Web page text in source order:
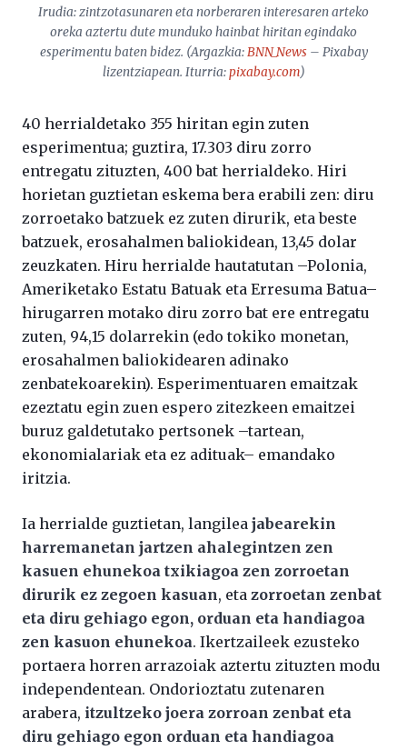
Irudia: zintzotasunaren eta norberaren interesaren arteko
oreka aztertu dute munduko hainbat hiritan egindako
esperimentu baten bidez. (Argazkia:BNN_News– Pixabay
lizentziapean. Iturria:pixabay.com)
40 herrialdetako 355 hiritan egin zuten
esperimentua; guztira, 17.303 diru zorro
entregatu zituzten, 400 bat herrialdeko. Hiri
horietan guztietan eskema bera erabili zen: diru
zorroetako batzuek ez zuten dirurik, eta beste
batzuek, erosahalmen baliokidean, 13,45 dolar
zeuzkaten. Hiru herrialde hautatutan –Polonia,
Ameriketako Estatu Batuak eta Erresuma Batua–
hirugarren motako diru zorro bat ere entregatu
zuten, 94,15 dolarrekin (edo tokiko monetan,
erosahalmen baliokidearen adinako
zenbatekoarekin). Esperimentuaren emaitzak
ezeztatu egin zuen espero zitezkeen emaitzei
buruz galdetutako pertsonek –tartean,
ekonomialariak eta ez adituak– emandako
iritzia.
Ia herrialde guztietan, langilea jabearekin
harremanetan jartzen ahalegintzen zen
kasuen ehunekoa txikiagoa zen zorroetan
dirurik ez zegoen kasuan, eta zorroetan zenbat
eta diru gehiago egon, orduan eta handiagoa
zen kasuon ehunekoa. Ikertzaileek ezusteko
portaera horren arrazoiak aztertu zituzten modu
independentean. Ondorioztatu zutenaren
arabera, itzultzeko joera zorroan zenbat eta
diru gehiago egon orduan eta handiagoa